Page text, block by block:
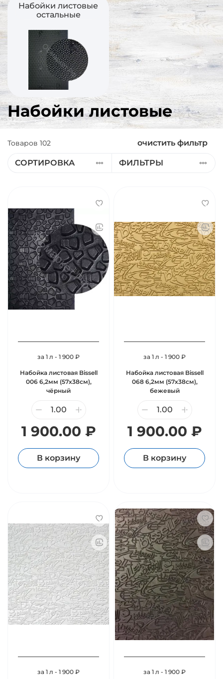
Набойки листовые
остальные
Набойки листовые
Товаров 102 очистить фильтр
СОРТИРОВКА ФИЛЬТРЫ
за 1 л - 1 900 ₽
Набойка листовая Bissell
006 6,2мм (57х38см),
чёрный
1 900.00 ₽
В корзину
за 1 л - 1 900 ₽
Набойка листовая Bissell
068 6,2мм (57х38см),
бежевый
1 900.00 ₽
В корзину
за 1 л - 1 900 ₽ за 1 л - 1 900 ₽